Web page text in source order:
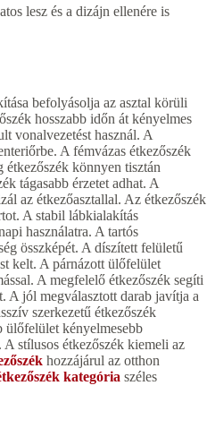
lesz és a dizájn ellenére is
befolyásolja az asztal körüli
hosszabb időn át kényelmes
vonalvezetést használ. A
A fémvázas étkezőszék
könnyen tisztán
tágasabb érzetet adhat. A
az étkezőasztallal. Az étkezőszék
A stabil lábkialakítás
használatra. A tartós
összképét. A díszített felületű
kelt. A párnázott ülőfelület
A megfelelő étkezőszék segíti
A jól megválasztott darab javítja a
szerkezetű étkezőszék
ülőfelület kényelmesebb
stílusos étkezőszék kiemeli az
hozzájárul az otthon
kategória széles